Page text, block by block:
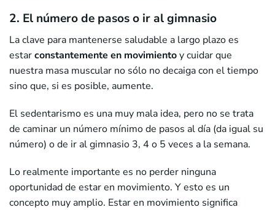
2. El número de pasos o ir al gimnasio
La clave para mantenerse saludable a largo plazo es
estarconstantemente en movimientoy cuidar que
nuestra masa muscular no sólo no decaiga con el tiempo
sino que, si es posible, aumente.
El sedentarismo es una muy mala idea, pero no se trata
de caminar un número mínimo de pasos al día (da igual su
número) o de ir al gimnasio 3, 4 o 5 veces a la semana.
Lo realmente importante es no perder ninguna
oportunidad de estar en movimiento. Y esto es un
concepto muy amplio. Estar en movimiento significa